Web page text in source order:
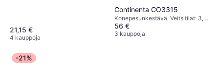
21,15 €
4 kauppoja
Continenta CO3315
Konepesunkestävä, Veitsitilat: 3,
Väri: Ruskea, Korkeus: 22 cm,
Leveys: 9 cm, Pituus: 27.5 cm
56 €
3 kauppoja
-21%